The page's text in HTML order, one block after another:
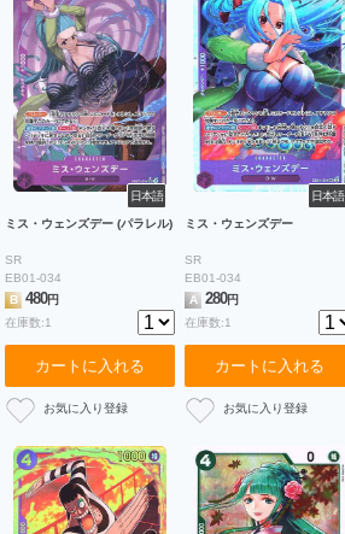
日本語
ミス・ウェンズデー (パラレル)
SR
EB01-034
B
480円
在庫数:1
カートに入れる
日本語
ミス・ウェンズデー
SR
EB01-034
A
280円
在庫数:1
カートに入れる